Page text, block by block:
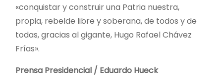
«conquistar y construir una Patria nuestra,
propia, rebelde libre y soberana, de todos y de
todas, gracias al gigante, Hugo Rafael Chávez
Frías».
Prensa Presidencial / Eduardo Hueck